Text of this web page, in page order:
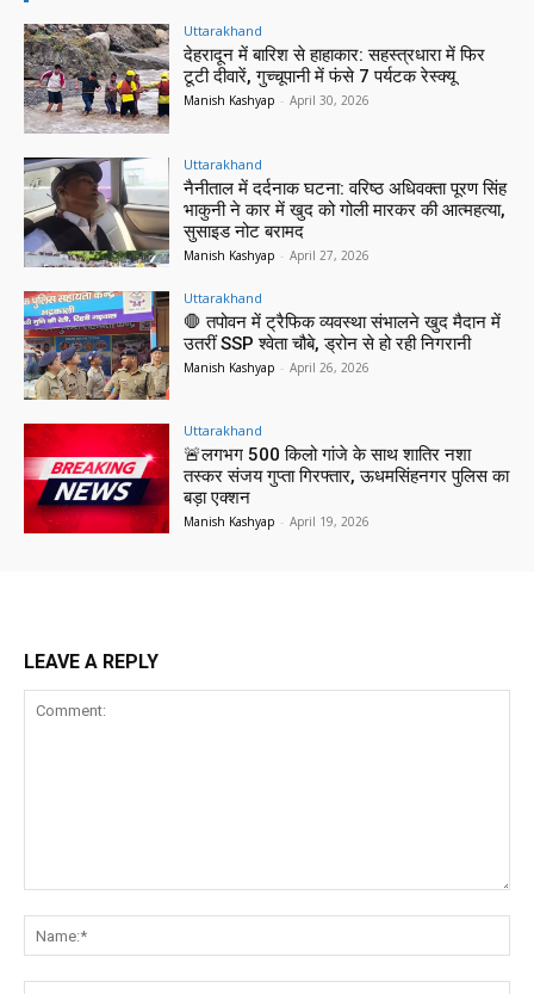
Uttarakhand
देहरादून में बारिश से हाहाकार: सहस्त्रधारा में फिर
टूटी दीवारें, गुच्चूपानी में फंसे 7 पर्यटक रेस्क्यू
Manish Kashyap - April 30, 2026
Uttarakhand
नैनीताल में दर्दनाक घटना: वरिष्ठ अधिवक्ता पूरण सिंह
भाकुनी ने कार में खुद को गोली मारकर की आत्महत्या,
सुसाइड नोट बरामद
Manish Kashyap - April 27, 2026
Uttarakhand
🛑 तपोवन में ट्रैफिक व्यवस्था संभालने खुद मैदान में
उतरीं SSP श्वेता चौबे, ड्रोन से हो रही निगरानी
Manish Kashyap - April 26, 2026
Uttarakhand
🚨लगभग 500 किलो गांजे के साथ शातिर नशा
तस्कर संजय गुप्ता गिरफ्तार, ऊधमसिंहनगर पुलिस का
बड़ा एक्शन
Manish Kashyap - April 19, 2026
LEAVE A REPLY